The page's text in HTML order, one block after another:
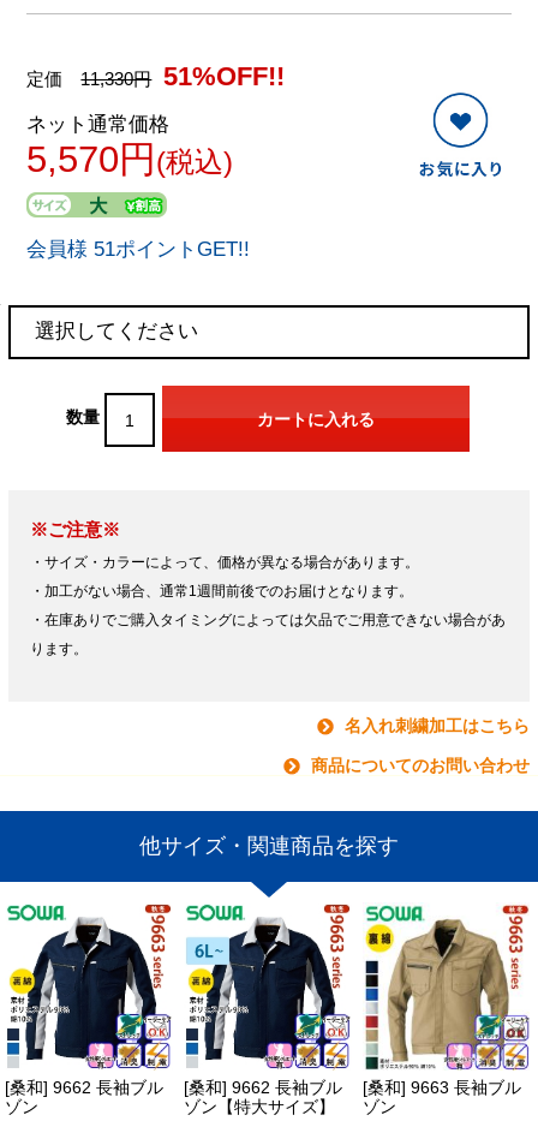
定価11,330円 51%OFF!!
ネット通常価格
5,570円 (税込)
会員様 51ポイントGET!!
数量
※ご注意※
・サイズ・カラーによって、価格が異なる場合があります。
・加工がない場合、通常1週間前後でのお届けとなります。
・在庫ありでご購入タイミングによっては欠品でご用意できない場合があ
ります。
名入れ刺繍加工はこちら
商品についてのお問い合わせ
他サイズ・関連商品を探す
[桑和] 9662 長袖ブル
ゾン
[桑和] 9662 長袖ブル
ゾン【特大サイズ】
[桑和] 9663 長袖ブル
ゾン